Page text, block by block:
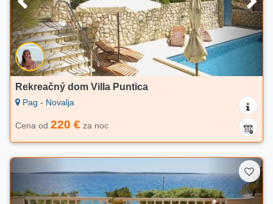
Rekreačný dom Villa Puntica
Pag - Novalja
Cena od 220 € za noc